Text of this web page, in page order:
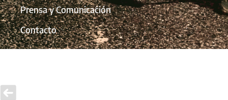
Prensa y Comunicación
Contacto